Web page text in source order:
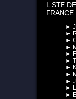
LISTE
FRANCE:
►
►
►
►
►
►
►
►
►
►
►